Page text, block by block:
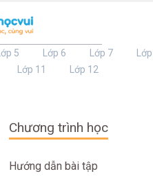
Lớp 5 Lớp 6 Lớp 7
Lớp
Lớp 11 Lớp 12
Chương trình học
Hướng dẫn bài tập